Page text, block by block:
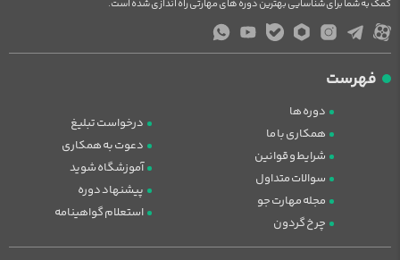
کمک به شما برای شناسایی بهترین دوره های مهارتی راه اندازی شده است.
فهرست
دوره ها
همکاری با ما
شرایط و قوانین
سوالات متداول
مجله مهارت جو
چرخ گردون
درخواست تبلیغ
دعوت به همکاری
آموزشگاه شوید
پیشنهاد دوره
استعلام گواهینامه